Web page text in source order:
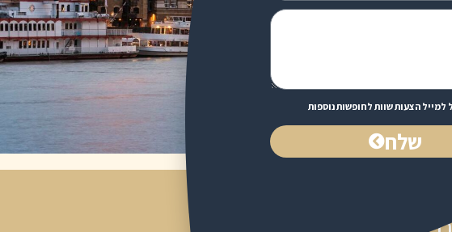
למייל הצעות שוות לחופשות נוספות
שלח